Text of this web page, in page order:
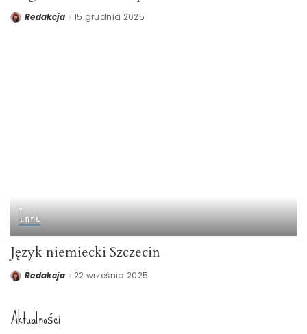
PostedRedakcja 15 grudnia 2025
Inne
Język niemiecki Szczecin
PostedRedakcja 22 września 2025
Aktualności